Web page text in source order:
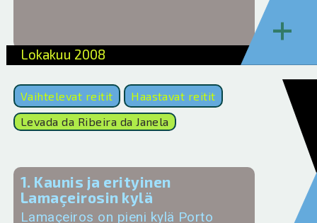
Lokakuu 2008
+
Vaihtelevat reitit
Haastavat reitit
Levada da Ribeira da Janela
1. Kaunis ja erityinen
Lamaçeirosin kylä
Lamaçeiros on pieni kylä Porto